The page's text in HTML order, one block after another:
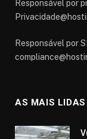
Responsável por
Responsável por
AS MAIS LIDAS